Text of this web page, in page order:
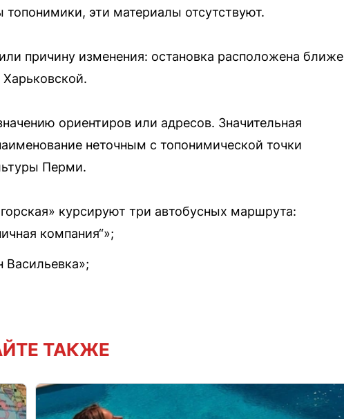
эти материалы отсутствуют.
причину изменения: остановка расположена ближе
ориентиров или адресов. Значительная
неточным с топонимической точки
Перми.
курсируют три автобусных маршрута:
компания“»;
ТАКЖЕ